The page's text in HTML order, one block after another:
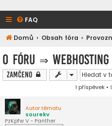
FAQ
Domů Obsah fóra
O fóru ⇒
Zamčeno
1 příspěvek •
Autor tématu
sourekv
PzKpfw V - Panther